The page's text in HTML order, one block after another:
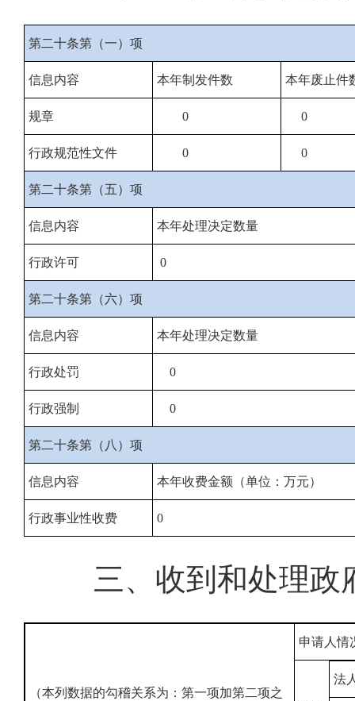
第二十条第（一）项
信息内容 本年制发件数 本年废止件
规章 0 0
行政规范性文件 0 0
第二十条第（五）项
信息内容 本年处理决定数量
行政许可 0
第二十条第（六）项
信息内容 本年处理决定数量
行政处罚 0
行政强制 0
第二十条第（八）项
信息内容 本年收费金额（单位：万元）
行政事业性收费 0
三、收到和处理政
（本列数据的勾稽关系为：第一项加第二项之
申请人情
法